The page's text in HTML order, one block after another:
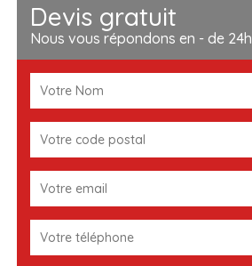
Devis gratuit
Nous vous répondons en - de 24h